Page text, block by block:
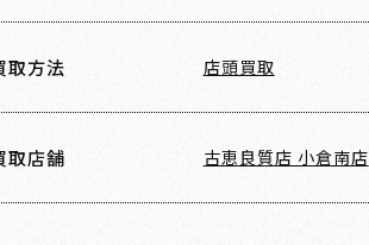
取方法 店頭買取
取店舗 古恵良質店 小倉南店